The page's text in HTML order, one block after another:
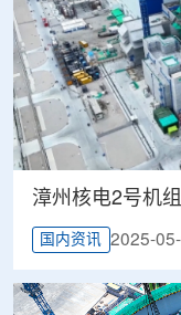
漳州核电2号机
国内资讯 2025-